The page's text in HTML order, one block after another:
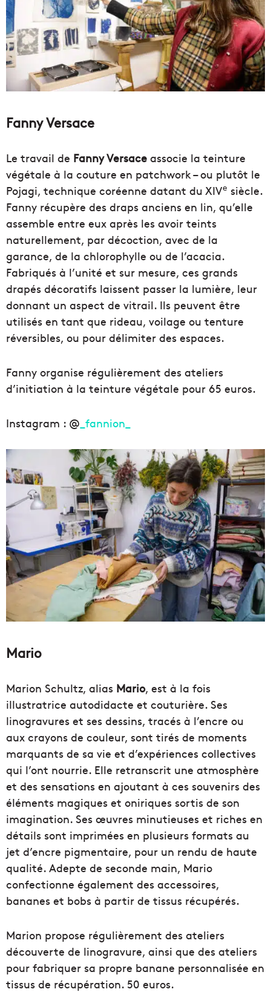
Fanny Versace
Le travail de Fanny Versace associe la teinture
végétale à la couture en patchwork – ou plutôt le
Pojagi, technique coréenne datant du XIVe siècle.
Fanny récupère des draps anciens en lin, qu’elle
assemble entre eux après les avoir teints
naturellement, par décoction, avec de la
garance, de la chlorophylle ou de l’acacia.
Fabriqués à l’unité et sur mesure, ces grands
drapés décoratifs laissent passer la lumière, leur
donnant un aspect de vitrail. Ils peuvent être
utilisés en tant que rideau, voilage ou tenture
réversibles, ou pour délimiter des espaces.
Fanny organise régulièrement des ateliers
d’initiation à la teinture végétale pour 65 euros.
Instagram : @ _fannion_
Mario
Marion Schultz, alias Mario, est à la fois
illustratrice autodidacte et couturière. Ses
linogravures et ses dessins, tracés à l’encre ou
aux crayons de couleur, sont tirés de moments
marquants de sa vie et d’expériences collectives
qui l’ont nourrie. Elle retranscrit une atmosphère
et des sensations en ajoutant à ces souvenirs des
éléments magiques et oniriques sortis de son
imagination. Ses œuvres minutieuses et riches en
détails sont imprimées en plusieurs formats au
jet d’encre pigmentaire, pour un rendu de haute
qualité. Adepte de seconde main, Mario
confectionne également des accessoires,
bananes et bobs à partir de tissus récupérés.
Marion propose régulièrement des ateliers
découverte de linogravure, ainsi que des ateliers
pour fabriquer sa propre banane personnalisée en
tissus de récupération. 50 euros.